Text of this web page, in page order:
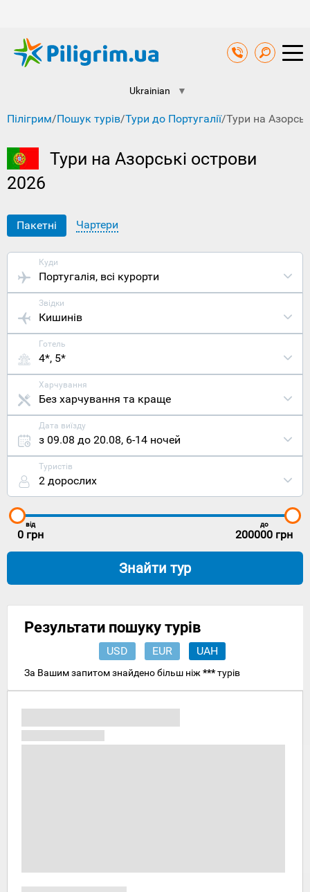
Ukrainian ▼
Пілігрим/Пошук турів/Тури до Португалії/Тури на
Тури на Азорські острови
2026
Пакетні Чартери
Куди
Португалія, всі курорти
Звідки
Кишинів
Готель
4*, 5*
Харчування
Без харчування та краще
Дата виїзду
з 09.08 до 20.08, 6-14 ночей
Туристів
2 дорослих
від
0 грн
до
200000 грн
Знайти тур
Результати пошуку турів
USD EUR UAH
За Вашим запитом знайдено більш ніж ***турів